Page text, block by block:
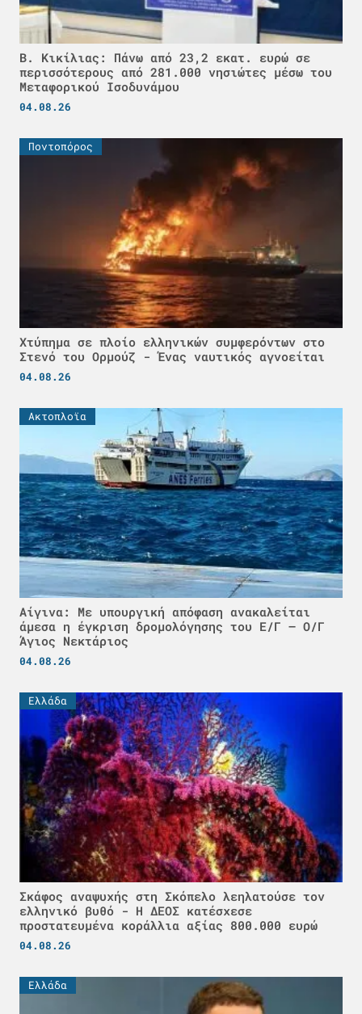
Β. Κικίλιας: Πάνω από 23,2 εκατ. ευρώ σε
περισσότερους από 281.000 νησιώτες μέσω του
Μεταφορικού Ισοδυνάμου
04.08.26
Ποντοπόρος
Χτύπημα σε πλοίο ελληνικών συμφερόντων στο
Στενό του Ορμούζ - Ένας ναυτικός αγνοείται
04.08.26
Ακτοπλοϊα
Αίγινα: Με υπουργική απόφαση ανακαλείται
άμεσα η έγκριση δρομολόγησης του Ε/Γ – Ο/Γ
Άγιος Νεκτάριος
04.08.26
Ελλάδα
Σκάφος αναψυχής στη Σκόπελο λεηλατούσε τον
ελληνικό βυθό - H ΔΕΟΣ κατέσχεσε
προστατευμένα κοράλλια αξίας 800.000 ευρώ
04.08.26
Ελλάδα